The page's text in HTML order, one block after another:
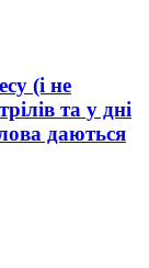
(і не
та у дні
даються